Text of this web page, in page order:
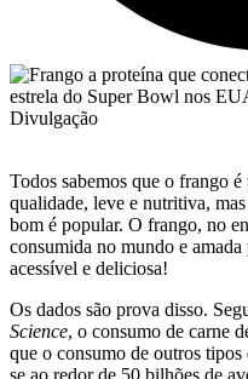
Divulgação
Todos sabemos que o frango
qualidade, leve e nutritiva,
bom é popular. O frango, no
consumida no mundo e
acessível e deliciosa!
Os dados são prova disso.
Science, o consumo de carne
que o consumo de outros
se ao redor de 50 bilhões de